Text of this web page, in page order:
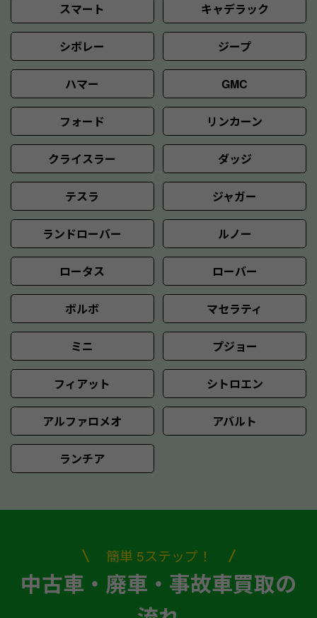
スマート キャデラック
シボレー ジープ
ハマー GMC
フォード リンカーン
クライスラー ダッジ
テスラ ジャガー
ランドローバー ルノー
ロータス ローバー
ボルボ マセラティ
ミニ プジョー
フィアット シトロエン
アルファロメオ アバルト
ランチア
簡単 5ステップ！
中古車・廃車・事故車買取の